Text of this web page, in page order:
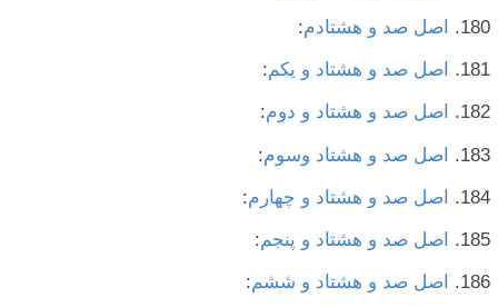
اصل صد و هشتادم:
اصل صد و هشتاد و یکم:
اصل صد و هشتاد و دوم:
اصل صد و هشتاد وسوم:
اصل صد و هشتاد و چهارم:
اصل صد و هشتاد و پنجم:
اصل صد و هشتاد و ششم: